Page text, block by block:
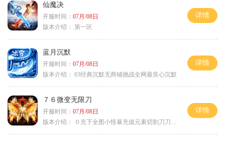
仙魔决
开服时间： 07月/08日
版本介绍： 第一区
详情
蓝月沉默
开服时间： 07月/08日
版本介绍： 03经典沉默无商铺挑战全网最良心沉默
详情
７６微变无限刀
开服时间： 07月/08日
版本介绍：
０充下全图小怪暴充值元素切割刀刀极品
详情